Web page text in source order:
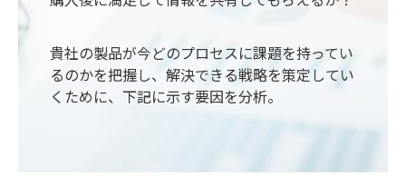
貴社の製品が今どのプロセスに課題を持ってい
るのかを把握し、解決できる戦略を策定してい
くために、下記に示す要因を分析。